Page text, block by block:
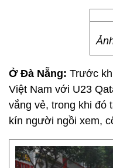
Ở Đà Nẵng: Trước
Việt Nam với U23
vắng vẻ, trong khi đó
kín người ngồi xem,